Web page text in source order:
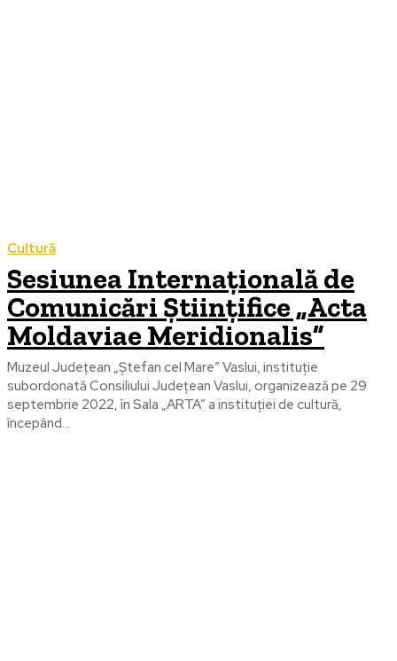
Cultură
Sesiunea Internațională de
Comunicări Științifice „Acta
Moldaviae Meridionalis”
Muzeul Județean „Ștefan cel Mare” Vaslui, instituție
subordonată Consiliului Județean Vaslui, organizează pe 29
septembrie 2022, în Sala „ARTA” a instituției de cultură,
începând...